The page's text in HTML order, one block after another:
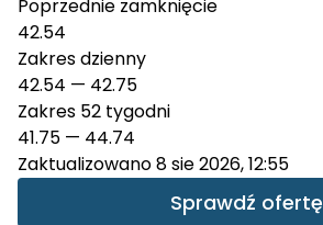
Poprzednie zamknięcie
42.54
Zakres dzienny
42.54 — 42.75
Zakres 52 tygodni
41.75 — 44.74
Zaktualizowano 8 sie 2026, 12:55
Sprawdź ofertę